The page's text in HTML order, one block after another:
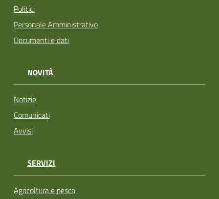
Politici
Personale Amministrativo
Documenti e dati
NOVITÀ
Notizie
Comunicati
Avvisi
SERVIZI
Agricoltura e pesca